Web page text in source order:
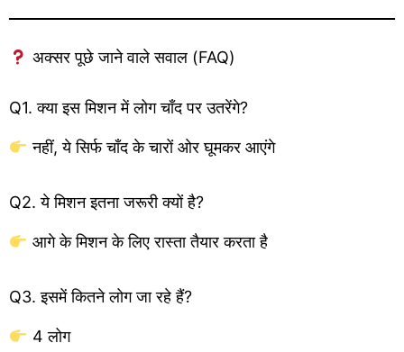
अक्सर पूछे जाने वाले सवाल (FAQ)
Q1. क्या इस मिशन में लोग चाँद पर उतरेंगे?
नहीं, ये सिर्फ चाँद के चारों ओर घूमकर आएंगे
Q2. ये मिशन इतना जरूरी क्यों है?
आगे के मिशन के लिए रास्ता तैयार करता है
Q3. इसमें कितने लोग जा रहे हैं?
4 लोग